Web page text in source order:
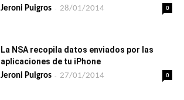
Jeroni Puigros - 28/01/2014 0
La NSA recopila datos enviados por las
aplicaciones de tu iPhone
Jeroni Puigros - 27/01/2014 0